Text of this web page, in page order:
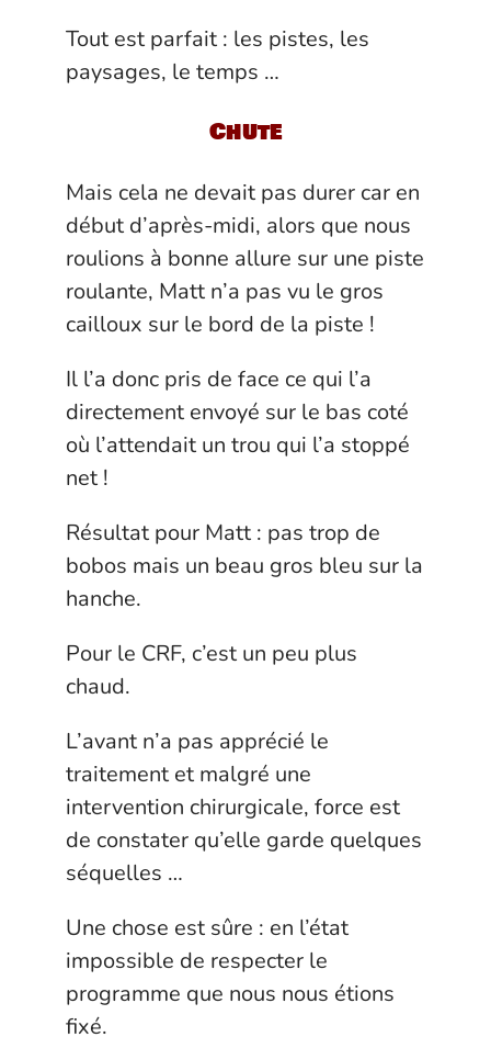
Tout est parfait : les pistes, les
paysages, le temps …
Chute
Mais cela ne devait pas durer car en
début d’après-midi, alors que nous
roulions à bonne allure sur une piste
roulante, Matt n’a pas vu le gros
cailloux sur le bord de la piste !
Il l’a donc pris de face ce qui l’a
directement envoyé sur le bas coté
où l’attendait un trou qui l’a stoppé
net !
Résultat pour Matt : pas trop de
bobos mais un beau gros bleu sur la
hanche.
Pour le CRF, c’est un peu plus
chaud.
L’avant n’a pas apprécié le
traitement et malgré une
intervention chirurgicale, force est
de constater qu’elle garde quelques
séquelles …
Une chose est sûre : en l’état
impossible de respecter le
programme que nous nous étions
fixé.